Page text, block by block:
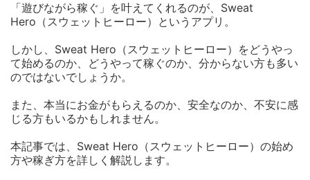
「遊びながら稼ぐ」を叶えてくれるのが、Sweat
Hero（スウェットヒーロー）というアプリ。
しかし、Sweat Hero（スウェットヒーロー）をどうやっ
て始めるのか、どうやって稼ぐのか、分からない方も多い
のではないでしょうか。
また、本当にお金がもらえるのか、安全なのか、不安に感
じる方もいるかもしれません。
本記事では、Sweat Hero（スウェットヒーロー）の始め
方や稼ぎ方を詳しく解説します。